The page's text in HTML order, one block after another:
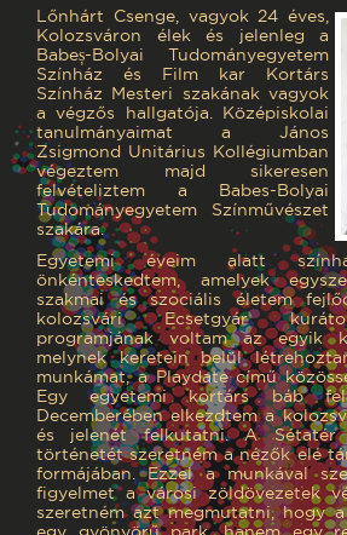
Lőnhárt Csenge, vagyok 24 éves,
Kolozsváron élek és jelenleg a
Babeș-Bolyai Tudományegyetem
Színház és Film kar Kortárs
Színház Mesteri szakának vagyok
a végzős hallgatója. Középiskolai
tanulmányaimat a János
Zsigmond Unitárius Kollégiumban
végeztem majd sikeresen
felvételiztem a Babes-Bolyai
Tudományegyetem Színművészet
szakára.
Egyetemi éveim alatt
önkénteskedtem, amelyek
szakmai és szociális életem
kolozsvári Ecsetgyár
programjának voltam az egyik
melynek keretein belül
munkámat, a Playdate című
Egy egyetemi kortárs báb
Decemberében elkezdtem a
és jelenét felkutatni. A Sétatér
történetét szeretném a nézők elé
formájában. Ezzel a munkával
figyelmet a városi zöldövezetek
szeretném azt megmutatni, hogy